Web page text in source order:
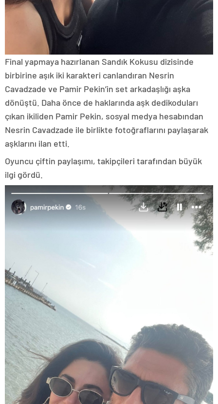
Final yapmaya hazırlanan Sandık Kokusu dizisinde
birbirine aşık iki karakteri canlandıran Nesrin
Cavadzade ve Pamir Pekin’in set arkadaşlığı aşka
dönüştü. Daha önce de haklarında aşk dedikoduları
çıkan ikiliden Pamir Pekin, sosyal medya hesabından
Nesrin Cavadzade ile birlikte fotoğraflarını paylaşarak
aşklarını ilan etti.
Oyuncu çiftin paylaşımı, takipçileri tarafından büyük
ilgi gördü.